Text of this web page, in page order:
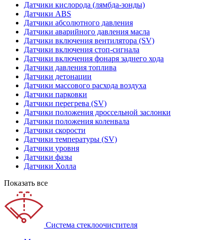
Датчики кислорода (лямбда-зонды)
Датчики ABS
Датчики абсолютного давления
Датчики аварийного давления масла
Датчики включения вентилятора (SV)
Датчики включения стоп-сигнала
Датчики включения фонаря заднего хода
Датчики давления топлива
Датчики детонации
Датчики массового расхода воздуха
Датчики парковки
Датчики перегрева (SV)
Датчики положения дроссельной заслонки
Датчики положения коленвала
Датчики скорости
Датчики температуры (SV)
Датчики уровня
Датчики фазы
Датчики Холла
Показать все
Система стеклоочистителя